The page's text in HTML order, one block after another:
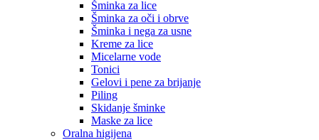
Šminka za lice
Šminka za oči i obrve
Šminka i nega za usne
Kreme za lice
Micelarne vode
Tonici
Gelovi i pene za brijanje
Piling
Skidanje šminke
Maske za lice
Oralna higijena